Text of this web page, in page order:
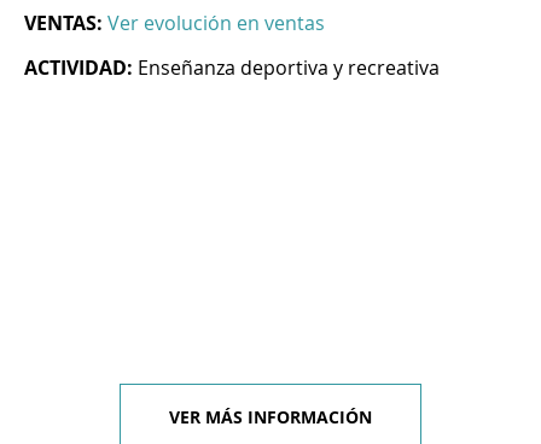
VENTAS: Ver evolución en ventas
ACTIVIDAD: Enseñanza deportiva y recreativa
VER MÁS INFORMACIÓN